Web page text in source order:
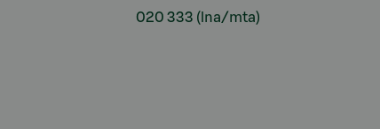
020 333 (lna/mta)